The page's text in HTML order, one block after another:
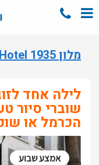
מלון Hotel 1935 תל אביב
לילה אחד
שוברי סיור
הכרמל או
אמצע שבוע